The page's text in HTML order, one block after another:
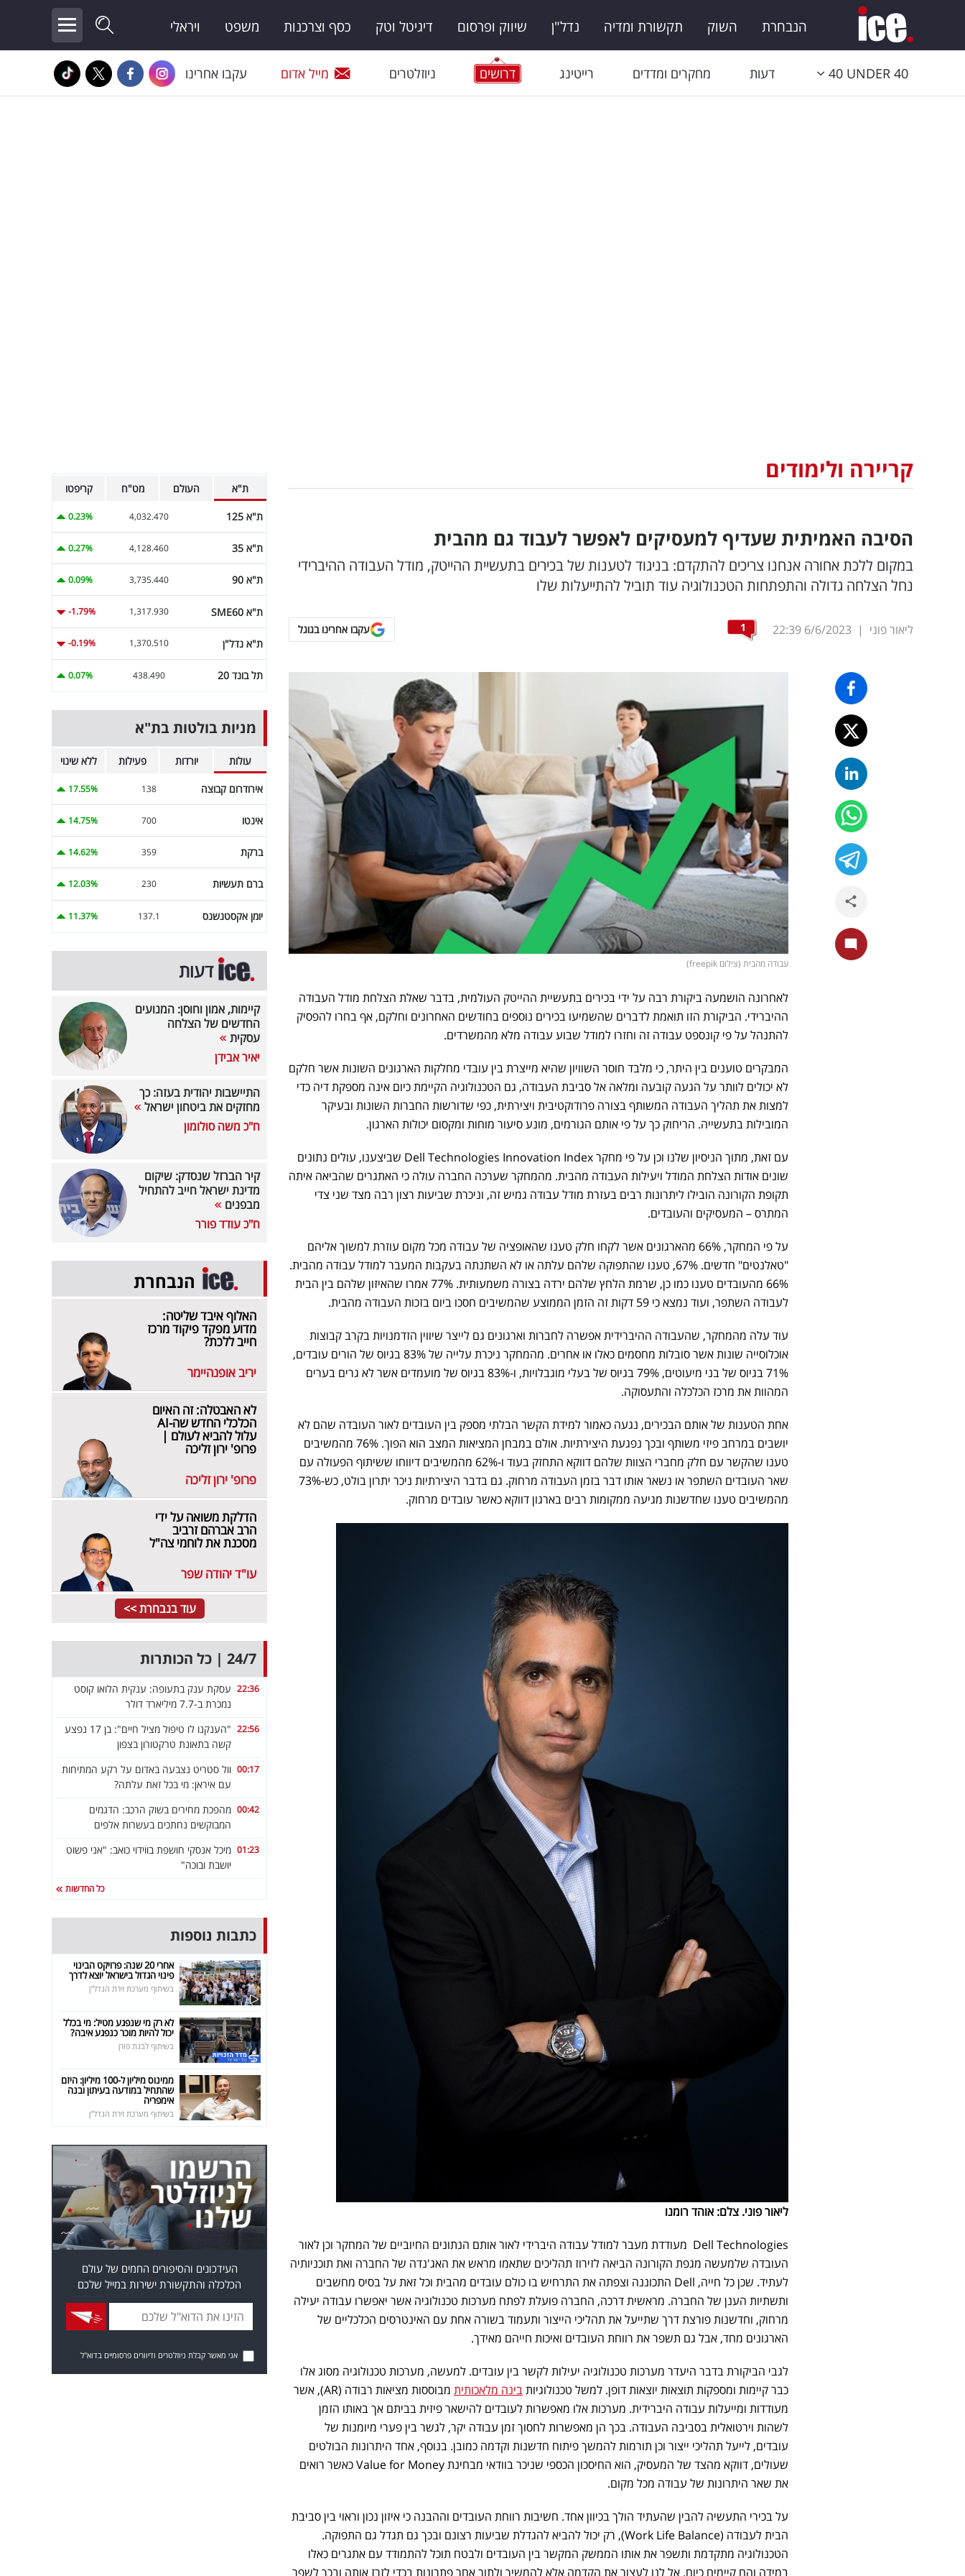
הנבחרת השוק תקשורת ומדיה נדל"ן שיווק ופרסום דיגיטל וטק כסף וצרכנות משפט ויראלי
40 UNDER 40 דעות מחקרים ומדדים רייטינג דרושים ניוזלטרים מייל אדום עקבו אחרינו
קריירה ולימודים
הסיבה האמיתית שעדיף למעסיקים לאפשר לעבוד גם מהבית
במקום ללכת אחורה אנחנו צריכים להתקדם: בניגוד לטענות של בכירים בתעשיית ההייטק, מודל העבודה ההיברידי
נחל הצלחה גדולה והתפתחות הטכנולוגיה עוד תוביל להתייעלות שלו
ליאור פוני |
6/6/2023
22:39
1 עקבו אחרינו בגוגל
עבודה מהבית (צילום freepik)
לאחרונה הושמעה ביקורת רבה על ידי בכירים בתעשיית ההייטק העולמית, בדבר שאלת הצלחת מודל העבודה
ההיברידי. הביקורת הזו תואמת לדברים שהשמיעו בכירים נוספים בחודשים האחרונים וחלקם, אף בחרו להפסיק
להתנהל על פי קונספט עבודה זה וחזרו למודל שבוע עבודה מלא מהמשרדים.
המבקרים טוענים בין היתר, כי מלבד חוסר השוויון שהיא מייצרת בין עובדי מחלקות הארגונים השונות אשר חלקם
לא יכולים לוותר על הגעה קובעה ומלאה אל סביבת העבודה, גם הטכנולוגיה הקיימת כיום אינה מספקת דיה כדי
למצות את תהליך העבודה המשותף בצורה פרודוקטיבית ויצירתית, כפי שדורשות החברות השונות ובעיקר
המובילות בתעשייה. הריחוק כך על פי אותם הגורמים, מונע סיעור מוחות ומקסום יכולות הארגון.
עם זאת, מתוך הניסיון שלנו וכן על פי מחקר Dell Technologies Innovation Index שביצענו, עולים נתונים
שונים אודות הצלחת המודל ויעילות העבודה מהבית. מהמחקר שערכה החברה עולה כי האתגרים שהביאה איתה
תקופת הקורונה הובילו ליתרונות רבים בעזרת מודל עבודה גמיש זה, וניכרת שביעות רצון רבה מצד שני צדי
המתרס – המעסיקים והעובדים.
על פי המחקר, 66% מהארגונים אשר לקחו חלק טענו שהאופציה של עבודה מכל מקום עוזרת למשוך אליהם
"טאלנטים" חדשים. 67%, טענו שהתפוקה שלהם עלתה או לא השתנתה בעקבות המעבר למודל עבודה מהבית.
66% מהעובדים טענו כמו כן, שרמת הלחץ שלהם ירדה בצורה משמעותית. 77% אמרו שהאיזון שלהם בין הבית
לעבודה השתפר, ועוד נמצא כי 59 דקות זה הזמן הממוצע שהמשיבים חסכו ביום בזכות העבודה מהבית.
עוד עלה מהמחקר, שהעבודה ההיברידית אפשרה לחברות וארגונים גם לייצר שיווין הזדמנויות בקרב קבוצות
אוכלוסייה שונות אשר סובלות מחסמים כאלו או אחרים. מהמחקר ניכרת עלייה של 83% בגיוס של הורים עובדים,
71% בגיוס של בני מיעוטים, 79% בגיוס של בעלי מוגבלויות, ו-83% בגיוס של מועמדים אשר לא גרים בערים
המהוות את מרכז הכלכלה והתעסוקה.
אחת הטענות של אותם הבכירים, נגעה כאמור למידת הקשר הבלתי מספק בין העובדים לאור העובדה שהם לא
יושבים במרחב פיזי משותף ובכך נפגעת היצירתיות. אולם במבחן המציאות המצב הוא הפוך. 76% מהמשיבים
טענו שהקשר עם חלק מחברי הצוות שלהם דווקא התחזק בעוד ו-62% מהמשיבים דיווחו ששיתוף הפעולה עם
שאר העובדים השתפר או נשאר אותו דבר בזמן העבודה מרחוק. גם בדבר היצירתיות ניכר יתרון בולט, כש-73%
מהמשיבים טענו שחדשנות מגיעה ממקומות רבים בארגון דווקא כאשר עובדים מרחוק.
ליאור פוני. צלם: אוהד רומנו
Dell Technologies מעודדת מעבר למודל עבודה היברידי לאור אותם הנתונים החיוביים של המחקר וכן לאור
העובדה שלמעשה מגפת הקורונה הביאה לזירוז תהליכים שתאמו מראש את האג'נדה של החברה ואת תוכניותיה
לעתיד. שכן כל חייה, Dell התכוננה וצפתה את התרחיש בו כולם עובדים מהבית וכל זאת על בסיס מחשבים
ותשתיות הענן של החברה. מראשית דרכה, החברה פועלת לפתח מערכות טכנולוגיה אשר יאפשרו עבודה יעילה
מרחוק, וחדשנות פורצת דרך שתייעל את תהליכי הייצור ותעמוד בשורה אחת עם האינטרסים הכלכליים של
הארגונים מחד, אבל גם תשפר את רווחת העובדים ואיכות חייהם מאידך.
לגבי הביקורת בדבר היעדר מערכות טכנולוגיה יעילות לקשר בין עובדים. למעשה, מערכות טכנולוגיה מסוג אלו
כבר קיימות ומספקות תוצאות יוצאות דופן. למשל טכנולוגיותבינה מלאכותית
מבוססות מציאות רבודה (AR), אשר
מעודדות ומייעלות עבודה היברידית. מערכות אלו מאפשרות לעובדים להישאר פיזית בביתם אך באותו הזמן
לשהות וירטואלית בסביבה העבודה. בכך הן מאפשרות לחסוך זמן עבודה יקר, לגשר בין פערי מיומנות של
עובדים, לייעל תהליכי ייצור וכן תורמות להמשך פיתוח חדשנות וקדמה כמובן. בנוסף, אחד היתרונות הבולטים
שעולים, דווקא מהצד של המעסיק, הוא החיסכון הכספי שניכר בוודאי מבחינת Value for Money כאשר רואים
את שאר היתרונות של עבודה מכל מקום.
על בכירי התעשיה להבין שהעתיד הולך בכיוון אחד. חשיבות רווחת העובדים וההבנה כי איזון נכון וראוי בין סביבת
הבית לעבודה (Work Life Balance), רק יכול להביא להגדלת שביעות רצונם ובכך גם תגדל גם התפוקה.
הטכנולוגיה מתקדמת ותשפר את אותו הממשק המקשר בין העובדים ולבטח תוכל להתמודד עם אתגרים כאלו
במידה והם קיימים כיום. אל לנו לעצור את הקדמה אלא להמשיך ולתור אחר פתרונות בכדי לזרז אותה ובכך לשפר
ת"א העולם מט"ח קריפטו
ת"א 125 4,032.470
0.23%
ת"א 35 4,128.460
0.27%
ת"א 90 3,735.440
0.09%
ת"א SME60 1,317.930
-1.79%
ת"א נדל"ן 1,370.510
-0.19%
תל בונד 20 438.490
0.07%
מניות בולטות בת"א
עולות יורדות פעילות ללא שינוי
אירודרום קבוצה 138
17.55%
אינטו 700
14.75%
ברקת 359
14.62%
ברם תעשיות 230
12.03%
יומן אקסטנשנס 137.1
11.37%
דעות
קיימות, אמון וחוסן: המנועים
החדשים של הצלחה
עסקית
יאיר אבידן
התיישבות יהודית בעזה: כך
מחזקים את ביטחון ישראל
ח"כ משה סולומון
קיר הברזל שנסדק: שיקום
מדינת ישראל חייב להתחיל
מבפנים
ח"כ עודד פורר
הנבחרת
האלוף איבד שליטה:
מדוע מפקד פיקוד מרכז
חייב ללכת?
יריב אופנהיימר
לא האבטלה: זה האיום
הכלכלי החדש שה-AI
עלול להביא לעולם |
פרופ' ירון זליכה
פרופ' ירון זליכה
הדלקת משואה על ידי
הרב אברהם זרביב
מסכנת את לוחמי צה"ל
עו"ד יהודה שפר
עוד בנבחרת >>
24/7 | כל הכותרות
22:36 עסקת ענק בתעופה: ענקית הלואו קוסט
נמכרת ב-7.7 מיליארד דולר
22:56
"הענקנו לו טיפול מציל חיים": בן 17 נפצע
קשה בתאונת טרקטורון בצפון
00:17 וול סטריט נצבעה באדום על רקע המתיחות
עם איראן: מי בכל זאת עלתה?
00:42 מהפכת מחירים בשוק הרכב: הדגמים
המבוקשים נחתכים בעשרות אלפים
01:23 מיכל אנסקי חושפת בווידוי כואב: "אני פשוט
יושבת ובוכה"
כל החדשות
כתבות נוספות
אחרי 20 שנה: פרויקט הבינוי
פינוי הגדול בישראל יוצא לדרך
בשיתוף מערכת זירת הנדל"ן
לא רק מי שנפגע מטיל: מי בכלל
יכול להיות מוכר כנפגע איבה?
בשיתוף לבנת פורן
ממינוס מיליון ל-100 מיליון: היזם
שהתחיל במודעה בעיתון ובנה
אימפריה
בשיתוף מערכת זירת הנדל"ן
העידכונים והסיפורים החמים של עולם
הכלכלה והתקשורת ישירות במייל שלכם
אני מאשר קבלת ניוזלטרים ודיוורים פרסומיים בדוא"ל